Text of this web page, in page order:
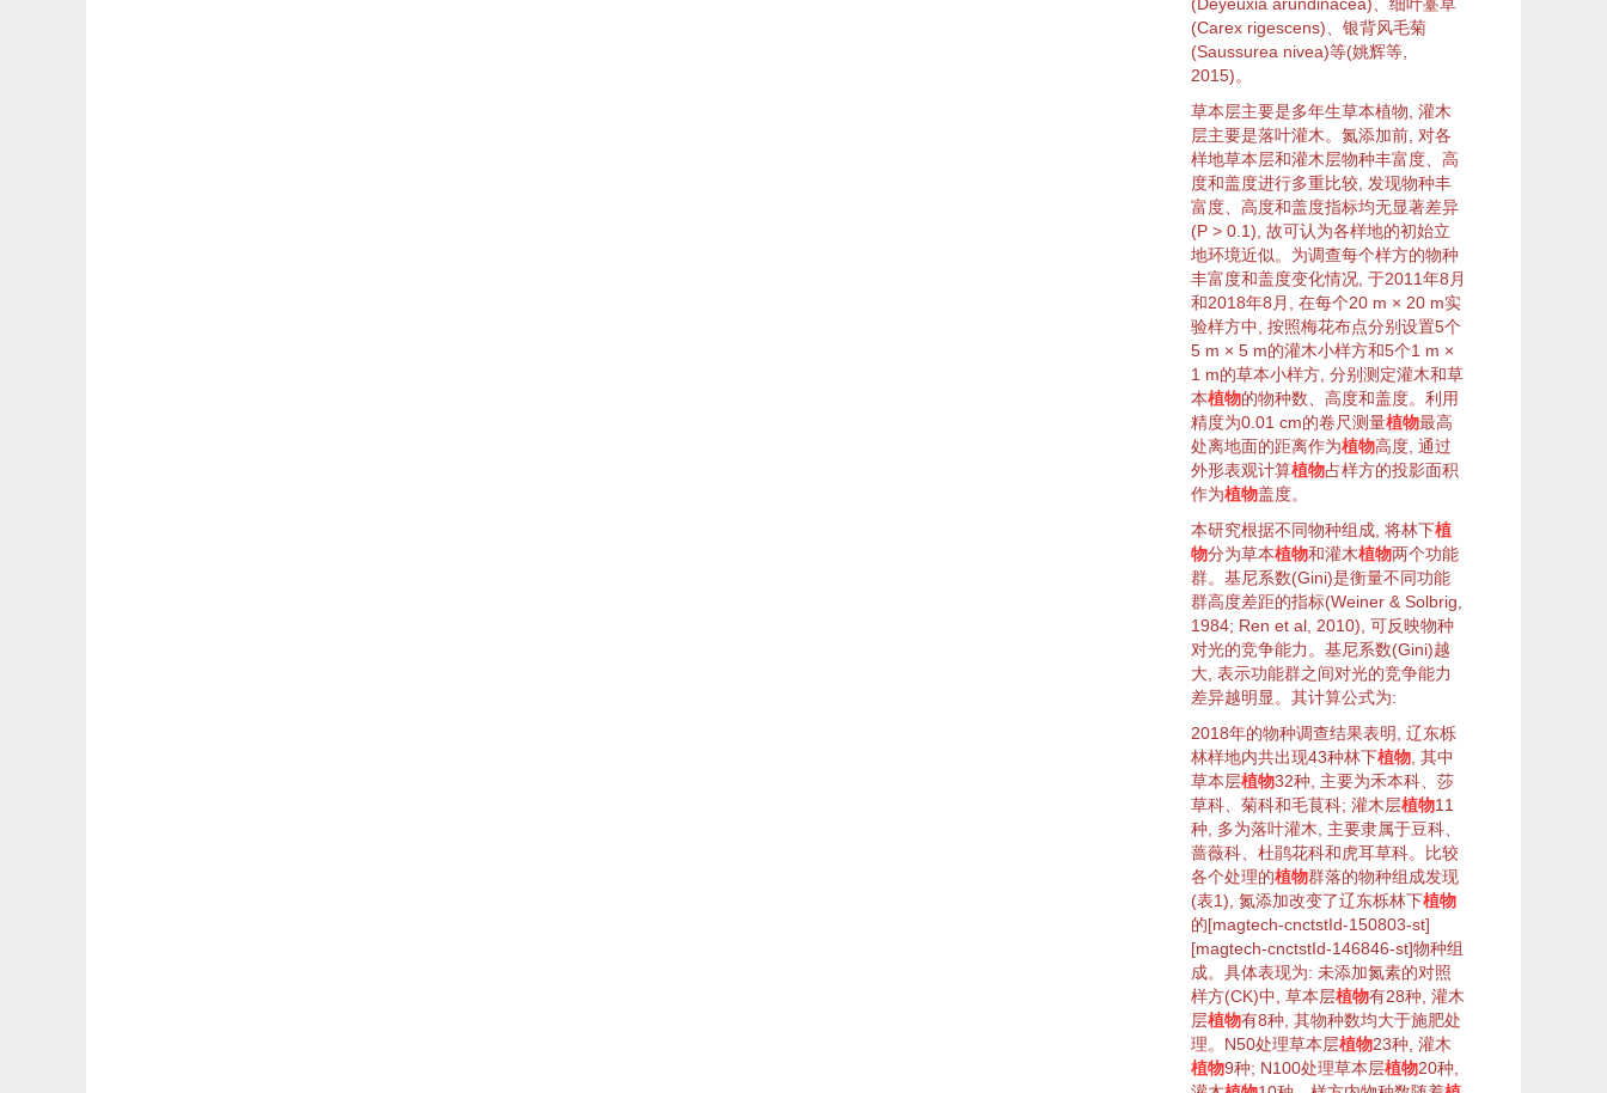
(Carex rigescens)、 银背风毛菊
(Saussurea nivea)等(姚辉等,
2015)。
草本层主要是多年生草本植物 灌木
层主要是落叶灌木。氮添加前, 对各
样地草本层和灌木层物种丰富度、高
度和盖度进行多重比较, 发现物种丰
富度、高度和盖度指标均无显著差异
(P> 0.1), 故可认为各样地的初始立
地环境近似。为调查每个样方的物种
丰富度和盖度变化情况, 于2011年8月
和2018年8月, 在每个20 m × 20 m实
验样方中, 按照梅花布点分别设置5个
5 m × 5 m的灌木小样方和5个1 m ×
1 m的草本小样方, 分别测定灌木和草
本植物的物种数、高度和盖度。利用
精度为0.01 cm的卷尺测量植物最高
处离地面的距离作为植物高度, 通过
外形表观计算植物占样方的投影面积
作为植物盖度。
本研究根据不同物种组成, 将林下植
物分为草本植物和灌木植物两个功能
群。基尼系数(Gini)是衡量不同功能
群高度差距的指标(Weiner & Solbrig,
1984; Ren et al, 2010), 可反映物种
对光的竞争能力。基尼系数(Gini)越
大, 表示功能群之间对光的竞争能力
差异越明显。其计算公式为:
2018年的物种调查结果表明, 辽东栎
林样地内共出现43种林下植物, 其中
草本层植物32种, 主要为禾本科、莎
草科、菊科和毛茛科; 灌木层植物11
种, 多为落叶灌木 , 主要隶属于豆科、
蔷薇科、 杜鹃花科和虎耳草科。比较
各个处理的植物群落的物种组成发现
(表1), 氮添加改变了辽东栎林下植物
的[magtech-cnctstId-150803-st]
[magtech-cnctstId-146846-st]物种组
成。具体表现为: 未添加氮素的对照
样方(CK)中, 草本层植物有28种, 灌木
层植物有8种, 其物种数均大于施肥处
理。N50处理草本层植物23种, 灌木
植物9种; N100处理草本层植物20种,